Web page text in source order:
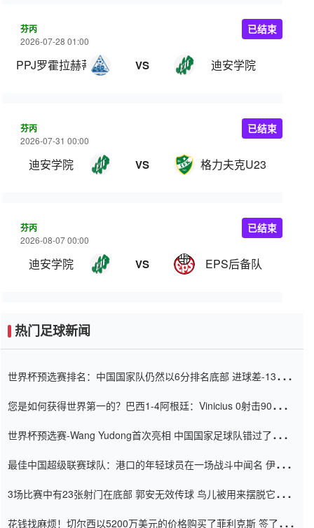
芬丙
2026-07-28 01:00
PPJ罗霍拉赫蒂 VS 迪安学院
已结束
芬丙
2026-07-31 00:00
迪安学院 VS 格力夫克U23
已结束
芬丙
2026-08-07 00:00
迪安学院 VS EPS后备队
已结束
热门足球新闻
世界杯预选赛排名：中国国家队仍然以6分排名底部 进球差-13令人
您是如何获得世界第一的？巴西1-4阿根廷：Vinicius 0射击90分钟
世界杯预选赛-Wang Yudong首次亮相 中国国家足球队错过了世界
最佳中国超级联赛球队：港口的年轻球员在一场战斗中闻名 伊万放
3场比赛中有23张射门在底部 郭安无效传球 鸟儿被用来摆脱它
花钱找麻烦！切尔西以5200万美元的价格购买了菲利克斯 签了7年